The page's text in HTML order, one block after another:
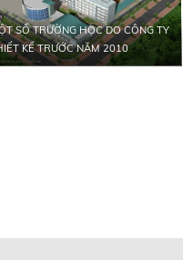
SỐ TRƯỜNG HỌC DO CÔNG TY
KẾ TRƯỚC NĂM 2010